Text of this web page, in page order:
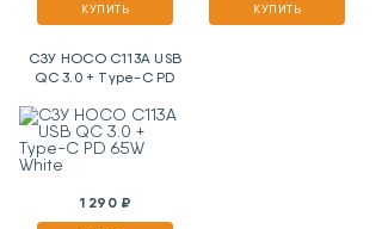
КУПИТЬ КУПИТЬ
СЗУ HOCO C113A USB
QC 3.0 + Type-C PD
1 290 ₽